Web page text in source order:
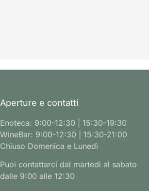
Aperture e contatti
Enoteca: 9:00-12:30 | 15:30-19:30
WineBar: 9:00-12:30 | 15:30-21:00
Chiuso Domenica e Lunedì
Puoi contattarci dal martedì al sabato
dalle 9:00 alle 12:30